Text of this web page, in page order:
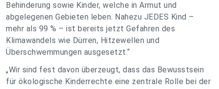
Behinderung sowie Kinder, welche in Armut und
abgelegenen Gebieten leben. Nahezu JEDES Kind –
mehr als 99 % – ist bereits jetzt Gefahren des
Klimawandels wie Dürren, Hitzewellen und
Überschwemmungen ausgesetzt.“
„Wir sind fest davon überzeugt, dass das Bewusstsein
für ökologische Kinderrechte eine zentrale Rolle bei der